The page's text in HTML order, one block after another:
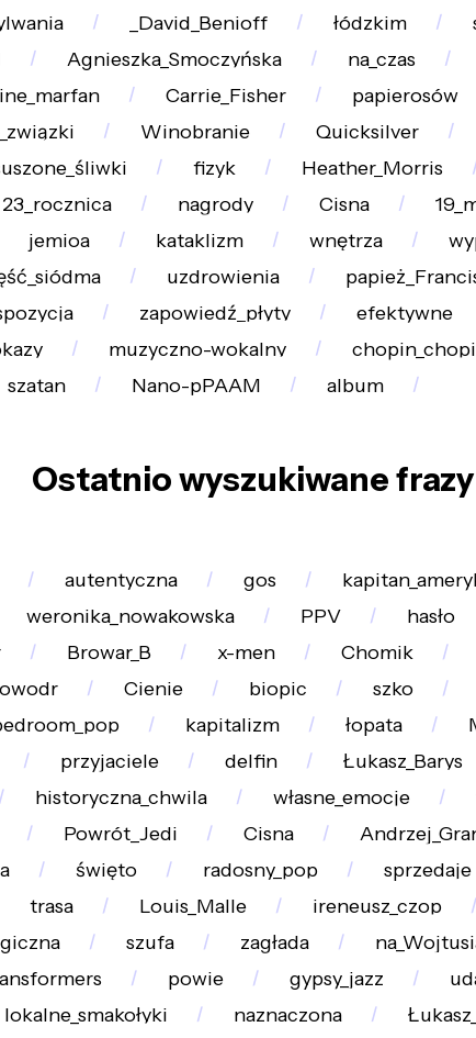
_David_Benioff łódzkim
Agnieszka_Smoczyńska na_czas
Carrie_Fisher papierosów
Winobranie Quicksilver
fizyk Heather_Morris
23_rocznica nagrody Cisna
jemioa kataklizm wnętrza
uzdrowienia
zapowiedź_płyty efektywne
muzyczno-wokalny
szatan Nano-pPAAM album
Ostatnio wyszukiwane frazy
autentyczna gos
weronika_nowakowska PPV hasło
Browar_B x-men Chomik
Cienie biopic szko
kapitalizm łopata
przyjaciele delfin Łukasz_Barys
historyczna_chwila własne_emocje
Powrót_Jedi Cisna
święto radosny_pop
sprzedaje
trasa Louis_Malle ireneusz_czop
szufa zagłada
powie gypsy_jazz
lokalne_smakołyki naznaczona